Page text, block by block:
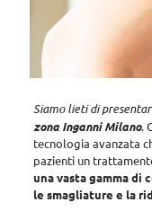
Siamo lieti di
zona Inganni Milano.
tecnologia avanzata
pazienti un
una vasta gamma
le smagliature e la